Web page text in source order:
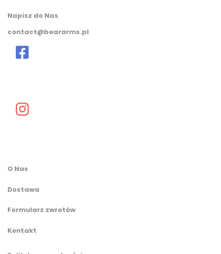
Napisz do Nas
contact@beararms.pl
O Nas
Dostawa
Formularz zwrotów
Kontakt